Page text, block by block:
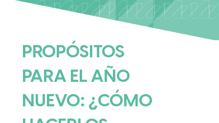
PROPÓSITOS
PARA EL AÑO
NUEVO: ¿CÓMO